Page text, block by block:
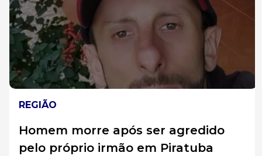
REGIÃO
Homem morre após ser agredido
pelo próprio irmão em Piratuba